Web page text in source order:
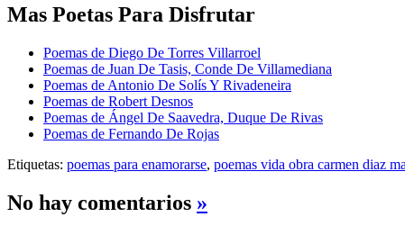
Mas Poetas Para Disfrutar
Poemas de Diego De Torres Villarroel
Poemas de Juan De Tasis, Conde De Villamediana
Poemas de Antonio De Solís Y Rivadeneira
Poemas de Robert Desnos
Poemas de Ángel De Saavedra, Duque De Rivas
Poemas de Fernando De Rojas
Etiquetas: poemas para enamorarse, poemas vida obra carmen diaz
No hay comentarios »